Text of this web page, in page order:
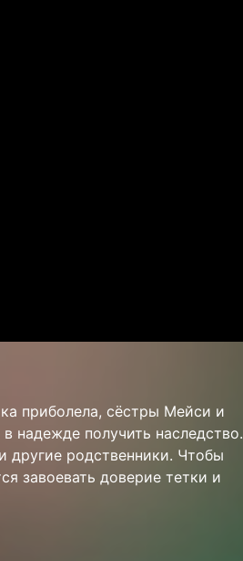
приболела, сёстры Мейси и
надежде получить наследство.
другие родственники. Чтобы
завоевать доверие тетки и